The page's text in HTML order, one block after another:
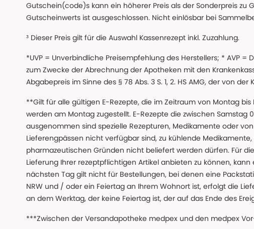
Gutschein(code)s kann ein höherer Preis als der Sonderpreis
Gutscheinwerts ist ausgeschlossen. Nicht einlösbar bei
³ Dieser Preis gilt für die Auswahl Kassenrezept inkl. Zuzahlung.
*UVP = Unverbindliche Preisempfehlung des Herstellers; * AVP
zum Zwecke der Abrechnung der Apotheken mit den
Abgabepreis im Sinne des § 78 Abs. 3 S. 1, 2. HS AMG, der von
**Gilt für alle gültigen E-Rezepte, die im Zeitraum von Montag
werden am Montag zugestellt. E-Rezepte die zwischen
ausgenommen sind spezielle Rezepturen, Medikamente oder
Lieferengpässen nicht verfügbar sind, zu kühlende
pharmazeutischen Gründen nicht beliefert werden dürfen. Für
Lieferung Ihrer rezeptpflichtigen Artikel anbieten zu können,
nächsten Tag gilt nicht für Bestellungen, bei denen eine
NRW und / oder ein Feiertag an Ihrem Wohnort ist, erfolgt die
an dem Werktag, der keine Feiertag ist, der auf das Ende des
***Zwischen der Versandapotheke medpex und den medpex